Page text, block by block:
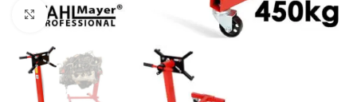
Click to enlarge